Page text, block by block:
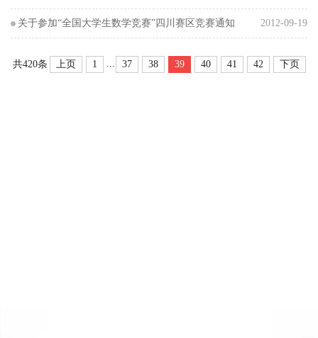
关于参加“全国大学生数学竞赛”四川赛区竞赛通知 2012-09-19
共420条 上页 1 37 38 39 40 41 42 下页